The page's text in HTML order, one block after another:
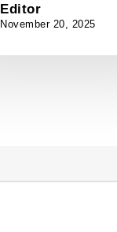
Editor
November 20, 2025